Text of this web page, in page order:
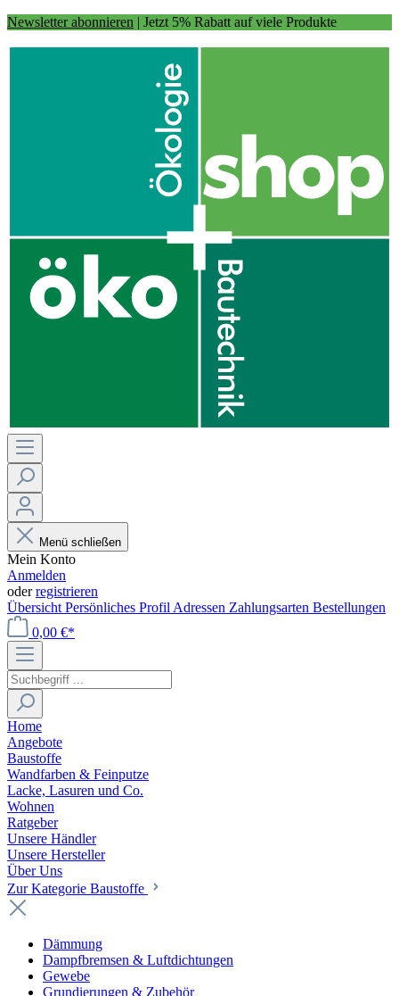
Newsletter abonnieren | Jetzt 5% Rabatt auf viele Produkte
Menü schließen
Mein Konto
Anmelden
oderregistrieren
Übersicht Persönliches Profil Adressen Zahlungsarten Bestellungen
0,00 €*
Home
Angebote
Baustoffe
Wandfarben & Feinputze
Lacke, Lasuren und Co.
Wohnen
Ratgeber
Unsere Händler
Unsere Hersteller
Über Uns
Zur Kategorie Baustoffe
Dämmung
Dampfbremsen & Luftdichtungen
Gewebe
Grundierungen & Zubehör